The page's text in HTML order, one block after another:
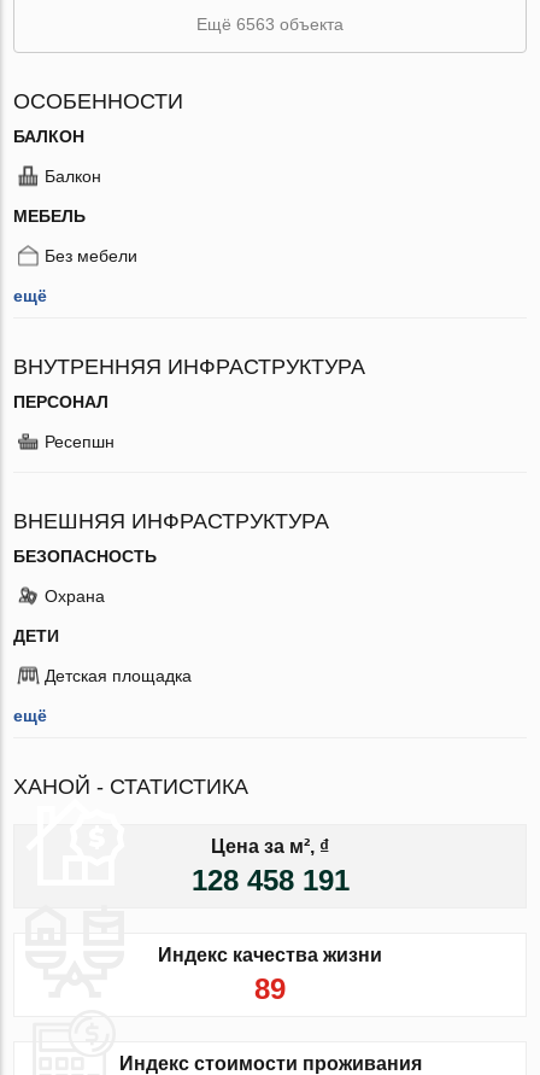
Ещё 6563 объекта
ОСОБЕННОСТИ
БАЛКОН
Балкон
МЕБЕЛЬ
Без мебели
ещё
ВНУТРЕННЯЯ ИНФРАСТРУКТУРА
ПЕРСОНАЛ
Ресепшн
ВНЕШНЯЯ ИНФРАСТРУКТУРА
БЕЗОПАСНОСТЬ
Охрана
ДЕТИ
Детская площадка
ещё
ХАНОЙ - СТАТИСТИКА
Цена за м², ₫
128 458 191
Индекс качества жизни
89
Индекс стоимости проживания